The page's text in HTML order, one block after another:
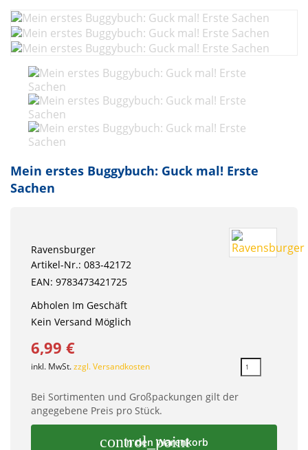
Mein erstes Buggybuch: Guck mal! Erste
Sachen
Ravensburger
Artikel-Nr.: 083-42172
EAN: 9783473421725
Abholen Im Geschäft
Kein Versand Möglich
6,99 €
inkl. MwSt.zzgl. Versandkosten
Bei Sortimenten und Großpackungen gilt der
angegebene Preis pro Stück.
control_point
In den Warenkorb